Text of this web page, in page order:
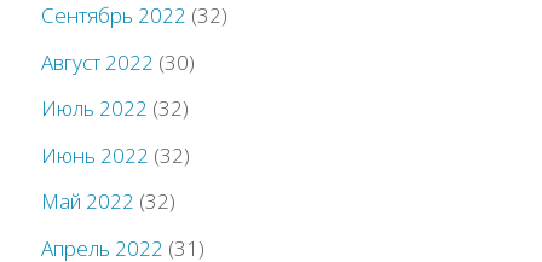
Сентябрь 2022 (32)
Август 2022 (30)
Июль 2022 (32)
Июнь 2022 (32)
Май 2022 (32)
Апрель 2022 (31)